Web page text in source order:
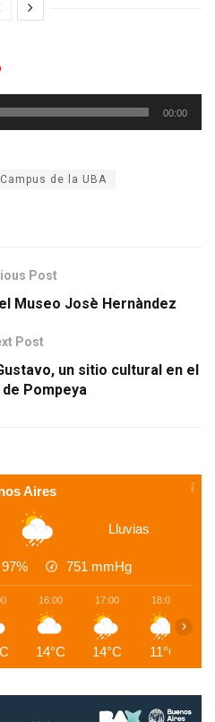
00:00
Campus de la UBA
Post
Museo Josè Hernàndez
Post
un sitio cultural en el
Pompeya
Aires
Lluvias
97% 751 mmHg
16:00
14°C
17:00
14°C
18:00
11°C
›